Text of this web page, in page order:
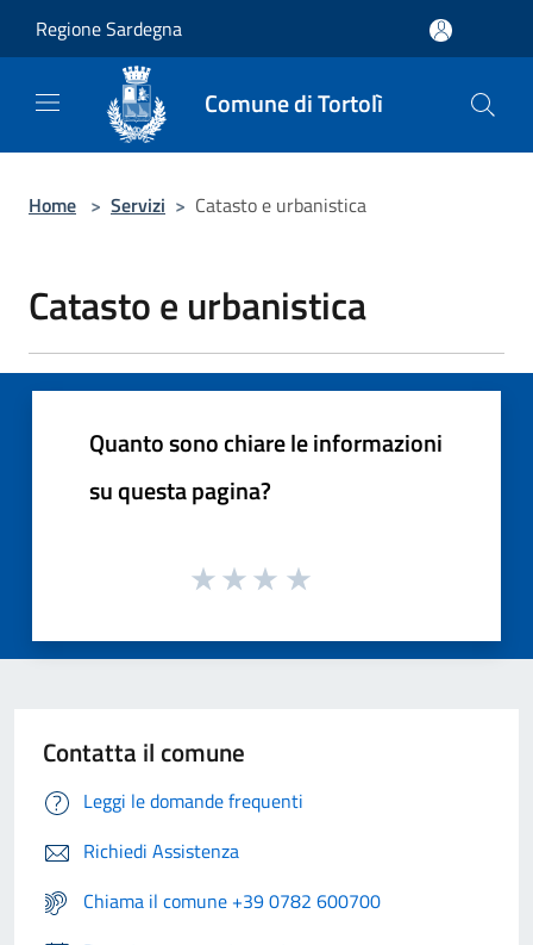
Regione Sardegna
Comune di Tortolì
Home > Servizi > Catasto e urbanistica
Catasto e urbanistica
Quanto sono chiare le informazioni
su questa pagina?
Contatta il comune
Leggi le domande frequenti
Richiedi Assistenza
Chiama il comune +39 0782 600700